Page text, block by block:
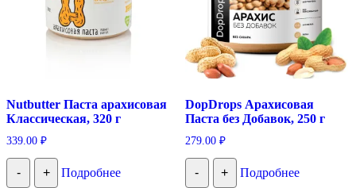
Nutbutter Паста арахисовая
Классическая, 320 г
339.00 ₽
- +
Подробнее
DopDrops Арахисовая
Паста без Добавок, 250 г
279.00 ₽
- +
Подробнее